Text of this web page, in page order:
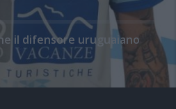
il difensore uruguaiano